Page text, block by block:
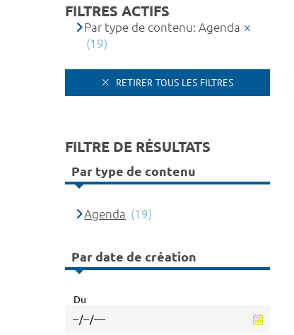
FILTRES ACTIFS
Par type de contenu: Agenda
(19)
RETIRER TOUS LES FILTRES
FILTRE DE RÉSULTATS
Par type de contenu
Agenda (19)
Par date de création
Du